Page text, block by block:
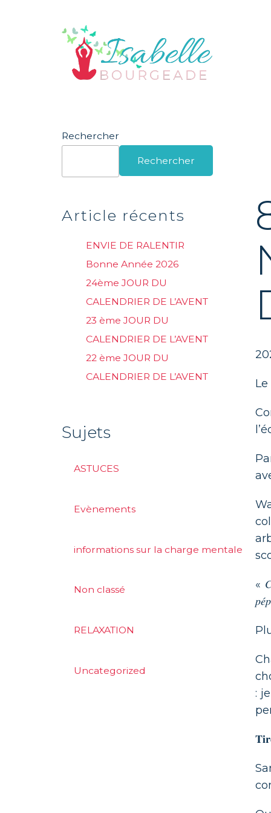
Rechercher
Rechercher
Article récents
ENVIE DE RALENTIR
Bonne Année 2026
24ème JOUR DU
CALENDRIER DE L’AVENT
23 ème JOUR DU
CALENDRIER DE L’AVENT
22 ème JOUR DU
CALENDRIER DE L’AVENT
Sujets
ASTUCES
Evènements
informations sur la charge mentale
Non classé
RELAXATION
Uncategorized
«
: